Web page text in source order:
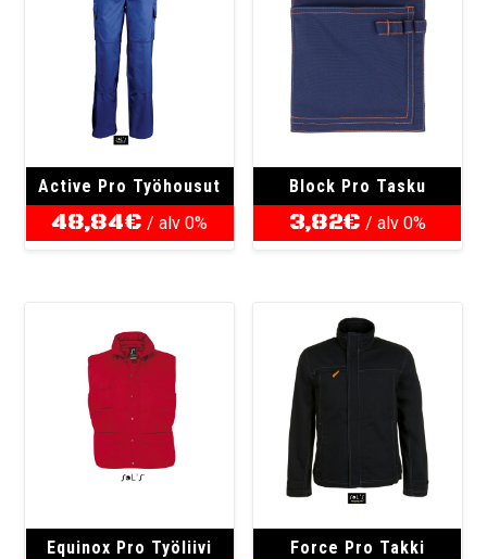
Active Pro Työhousut
48,84€ / alv 0%
Block Pro Tasku
3,82€ / alv 0%
Equinox Pro Työliivi Force Pro Takki